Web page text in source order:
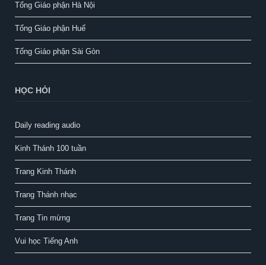
Tổng Giáo phận Hà Nội
Tổng Giáo phận Huế
Tổng Giáo phận Sài Gòn
HỌC HỎI
Daily reading audio
Kinh Thánh 100 tuần
Trang Kinh Thánh
Trang Thánh nhạc
Trang Tin mừng
Vui học Tiếng Anh